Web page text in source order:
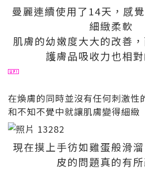
曼麗連續使用了14天，感
細緻柔軟
肌膚的幼嫩度大大的改善
護膚品吸收力也相
在煥膚的同時並沒有任何刺激性
和不知不覺中就讓肌膚變得細緻
現在摸上手彷如雞蛋般滑
皮的問題真的有